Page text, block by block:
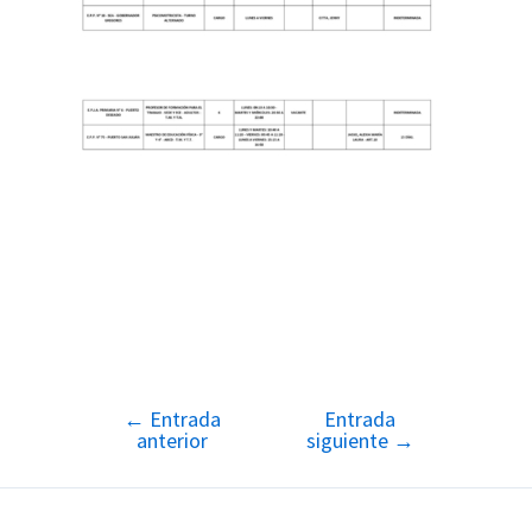
Navegación
entradas
← Entrada
anterior
Entrada
siguiente →